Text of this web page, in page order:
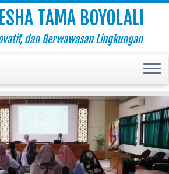
TAMA BOYOLALI
dan Berwawasan Lingkungan